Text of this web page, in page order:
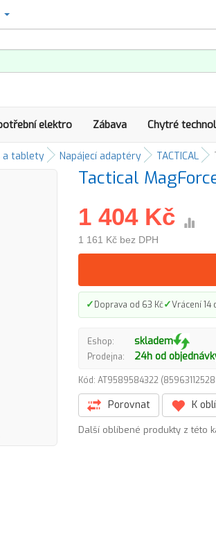
elektro Zábava Chytré
a tablety Napájecí adaptéry TACTICAL
Tactical
1 404 Kč
1 161 Kč bez DPH
✓Doprava od 63 Kč✓Vrácení 14
Eshop: skladem
Prodejna: 24h od
Kód: AT9589584322
Porovnat K
Další oblíbené produkty z této